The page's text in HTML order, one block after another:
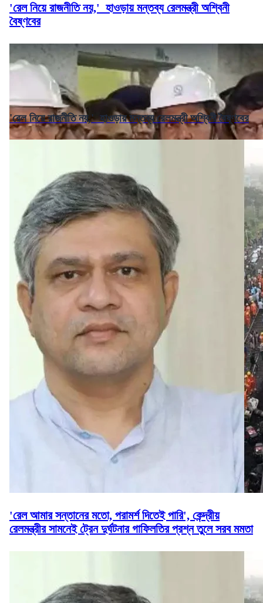
'রেল নিয়ে রাজনীতি নয়,' হাওড়ায় মন্তব্য রেলমন্ত্রী অশ্বিনী
বৈষ্ণবের
'রেল নিয়ে রাজনীতি নয়,' হাওড়ায় মন্তব্য রেলমন্ত্রী অশ্বিনী বৈষ্ণবের
'রেল আমার সন্তানের মতো, পরামর্শ দিতেই পারি', কেন্দ্রীয়
রেলমন্ত্রীর সামনেই ট্রেন দুর্ঘটনার গাফিলতির প্রশ্ন তুলে সরব মমতা